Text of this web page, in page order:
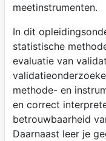
meetinstrumenten.
In dit
statistische
evaluatie van
methode- en
en correct
betrouwbaarheid
Daarnaast leer je